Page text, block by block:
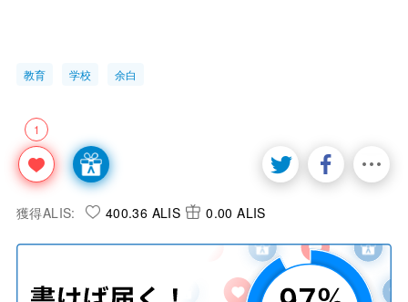
教育 学校 余白
1
獲得ALIS: 400.36 ALIS 0.00 ALIS